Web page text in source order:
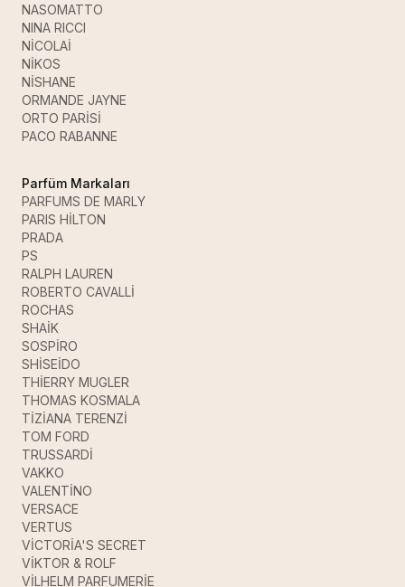
NASOMATTO
NINA RICCI
NİCOLAİ
NİKOS
NİSHANE
ORMANDE JAYNE
ORTO PARİSİ
PACO RABANNE
Parfüm Markaları
PARFUMS DE MARLY
PARIS HİLTON
PRADA
PS
RALPH LAUREN
ROBERTO CAVALLİ
ROCHAS
SHAİK
SOSPİRO
SHİSEİDO
THİERRY MUGLER
THOMAS KOSMALA
TİZİANA TERENZİ
TOM FORD
TRUSSARDİ
VAKKO
VALENTİNO
VERSACE
VERTUS
VİCTORİA'S SECRET
VİKTOR & ROLF
VİLHELM PARFUMERİE